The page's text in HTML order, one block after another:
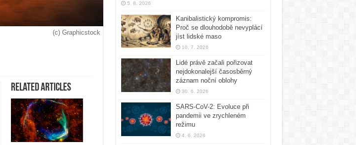
(c) Graphicstock
Related Articles
5. 8. 2026
Kanibalistický kompromis:
Proč se dlouhodobě nevyplácí
jíst lidské maso
10. 7. 2026
Lidé právě začali pořizovat
nejdokonalejší časosběrný
záznam noční oblohy
30. 6. 2026
SARS-CoV-2: Evoluce při
pandemii ve zrychleném
režimu
4. 6. 2026